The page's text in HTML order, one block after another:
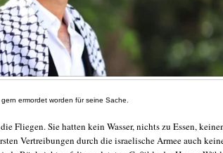
ermordet worden für seine Sache.
Fliegen. Sie hatten kein Wasser, nichts zu Essen,
Vertreibungen durch die israelische Armee auch